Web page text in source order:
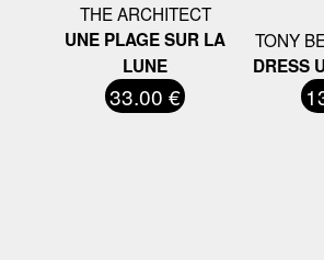
THE ARCHITECT
UNE PLAGE SUR LA
LUNE
33.00 €
TONY
DRESS